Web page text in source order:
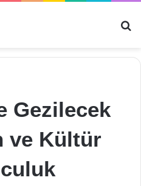
Gezilecek
ve Kültür